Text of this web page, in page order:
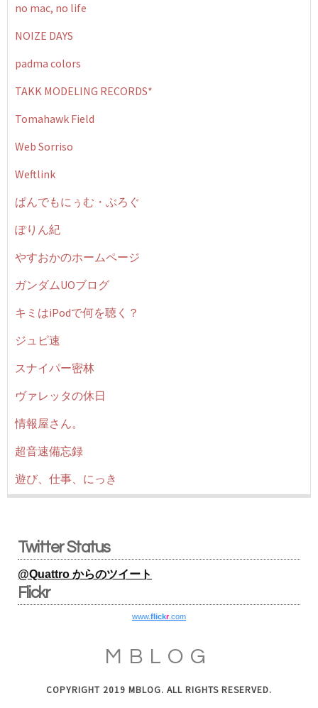
no mac, no life
NOIZE DAYS
padma colors
TAKK MODELING RECORDS*
Tomahawk Field
Web Sorriso
Weftlink
ぱんでもにぅむ・ぶろぐ
ぽりん紀
やすおかのホームページ
ガンダムUOブログ
キミはiPodで何を聴く？
ジュピ速
スナイパー密林
ヴァレッタの休日
情報屋さん。
超音速備忘録
遊び、仕事、にっき
Twitter Status
@Quattro からのツイート
Flickr
www.flickr.com
MBLOG
COPYRIGHT 2019 MBLOG. ALL RIGHTS RESERVED.